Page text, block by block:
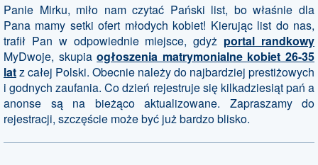
Panie Mirku, miło nam czytać Pański list, bo właśnie dla
Pana mamy setki ofert młodych kobiet! Kierując list do nas,
trafił Pan w odpowiednie miejsce, gdyż portal randkowy
MyDwoje, skupiaogłoszenia matrymonialne kobiet 26-35
latz całej Polski. Obecnie należy do najbardziej prestiżowych
i godnych zaufania. Co dzień rejestruje się kilkadziesiąt pań a
anonse są na bieżąco aktualizowane. Zapraszamy do
rejestracji, szczęście może być już bardzo blisko.